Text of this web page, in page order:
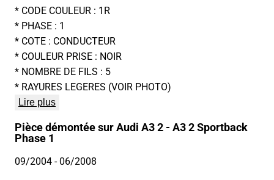
* CODE COULEUR : 1R
* PHASE : 1
* COTE : CONDUCTEUR
* COULEUR PRISE : NOIR
* NOMBRE DE FILS : 5
* RAYURES LEGERES (VOIR PHOTO)
Lire plus
Pièce démontée sur Audi A3 2 - A3 2 Sportback
Phase 1
09/2004- 06/2008